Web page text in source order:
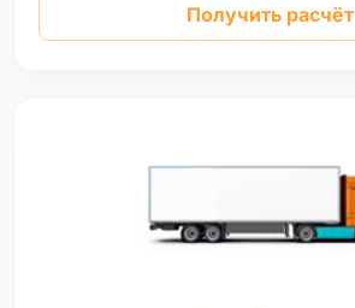
Получить расчёт